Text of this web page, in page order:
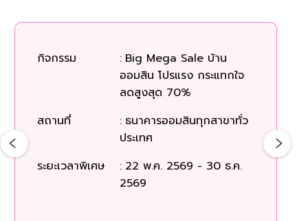
กิจกรรม : Big Mega Sale บ้าน
ออมสิน โปรแรง กระแทกใจ
ลดสูงสุด 70%
สถานที่
: ธนาคารออมสินทุกสาขาทั่ว
ประเทศ
ระยะเวลาพิเศษ
: 22 พ.ค. 2569 - 30 ธ.ค.
2569